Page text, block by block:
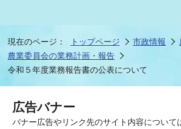
現在のページ： トップページ 市政情報
農業委員会の業務計画・報告
令和５年度業務報告書の公表について
広告バナー
バナー広告やリンク先のサイト内容について